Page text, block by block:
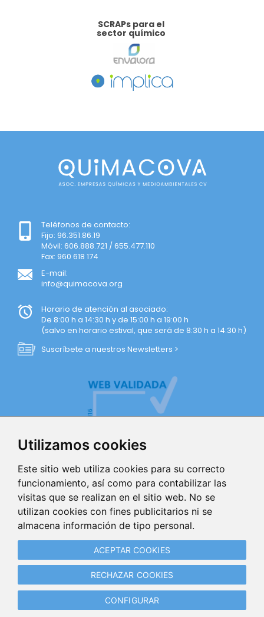
Utilizamos cookies
Este sitio web utiliza cookies para su correcto
funcionamiento, así como para contabilizar las
visitas que se realizan en el sitio web. No se
utilizan cookies con fines publicitarios ni se
almacena información de tipo personal.
ACEPTAR COOKIES
RECHAZAR COOKIES
CONFIGURAR
SCRAPs para el
sector químico
Teléfonos de contacto:
Fijo: 96.351.86.19
Móvil: 606.888.721 / 655.477.110
Fax: 960 618 174
E-mail:
info@quimacova.org
Horario de atención al asociado:
De 8:00 h a 14:30 h y de 15:00 h a 19:00 h
(salvo en horario estival, que será de 8:30 h a 14:30 h)
Suscríbete a nuestros Newsletters >
AVISO LEGAL
POLÍTICA DE COOKIES
GESTIONAR COOKIES